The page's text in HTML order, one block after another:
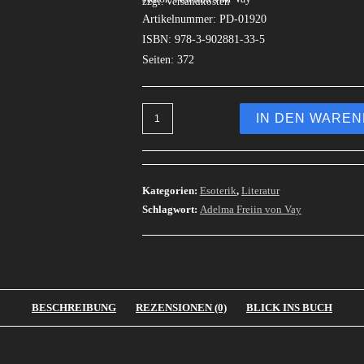
Artikelnummer: PD-01920
ISBN: 978-3-902881-33-5
Seiten: 372
IN DEN
Kategorien: Esoterik, Literatur
Schlagwort: Adelma Freiin von Vay
BESCHREIBUNG REZENSIONEN (0) BLICK INS BUCH